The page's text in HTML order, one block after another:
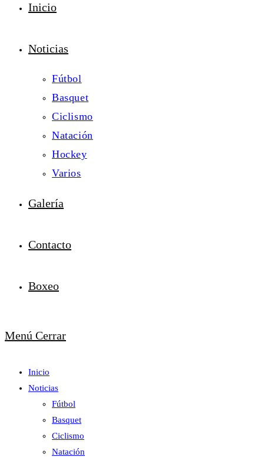
Inicio
Noticias
Fútbol
Basquet
Ciclismo
Natación
Hockey
Varios
Galería
Contacto
Boxeo
Menú Cerrar
Inicio
Noticias
Fútbol
Basquet
Ciclismo
Natación